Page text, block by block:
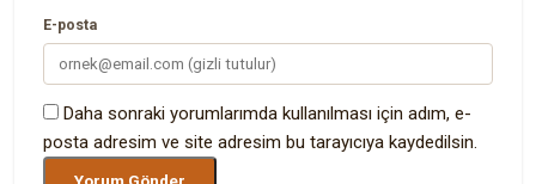
E-posta
Daha sonraki yorumlarımda kullanılması için adım, e-
posta adresim ve site adresim bu tarayıcıya kaydedilsin.